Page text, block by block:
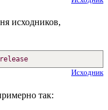
исходников,
Исходник
так: